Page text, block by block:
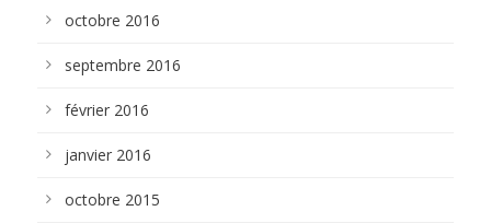
octobre 2016
septembre 2016
février 2016
janvier 2016
octobre 2015